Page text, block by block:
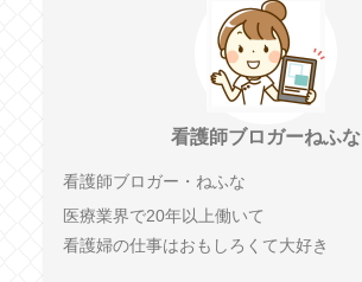
看護師ブロガーねふな
看護師ブロガー・ねふな
医療業界で20年以上働いて
看護婦の仕事はおもしろくて大好き